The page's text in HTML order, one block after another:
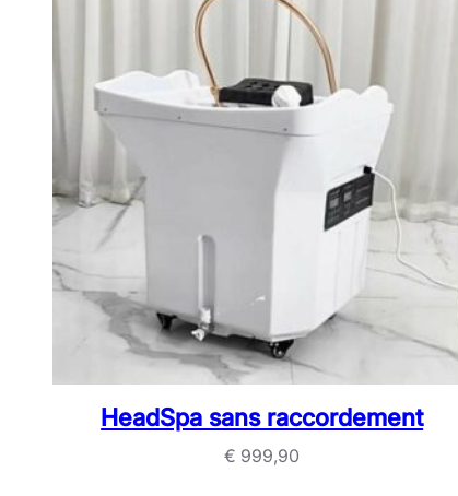
HeadSpa sans raccordement
€ 999,90